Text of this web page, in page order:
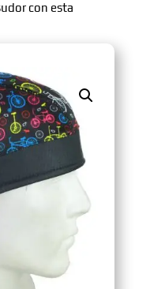
con esta